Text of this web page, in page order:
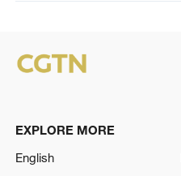
EXPLORE MORE
English